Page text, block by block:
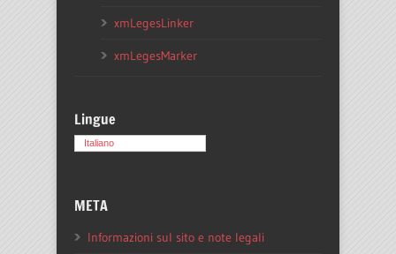
xmLegesLinker
xmLegesMarker
Lingue
Italiano
META
Informazioni sul sito e note legali